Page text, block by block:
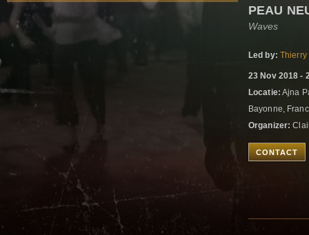
PEAU
Waves
Led by: Thierry
23 Nov 2018 -
Locatie: Ajna
Bayonne,
Organizer:
CONTACT